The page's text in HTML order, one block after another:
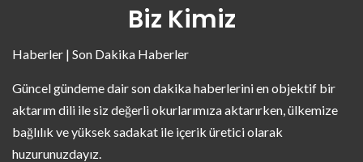
Biz Kimiz
Haberler | Son Dakika Haberler
Güncel gündeme dair son dakika haberlerini en objektif bir
aktarım dili ile siz değerli okurlarımıza aktarırken, ülkemize
bağlılık ve yüksek sadakat ile içerik üretici olarak
huzurunuzdayız.